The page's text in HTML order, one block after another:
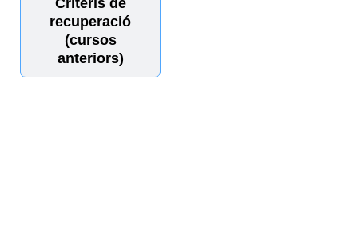
recuperació
(cursos
anteriors)